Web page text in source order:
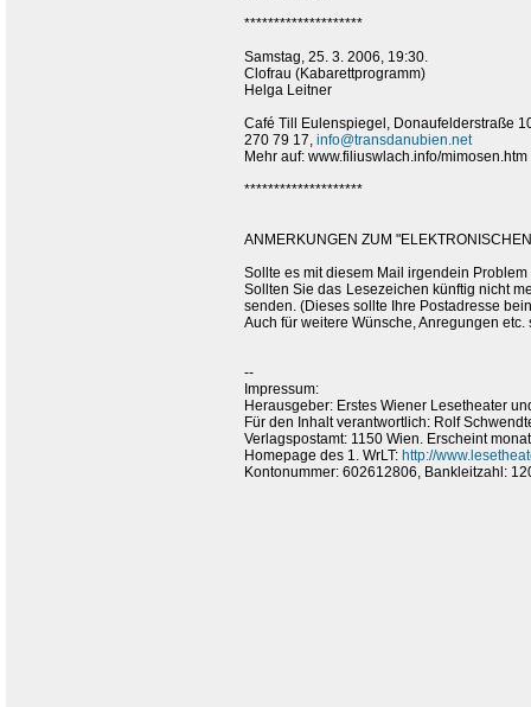
********************
Samstag, 25. 3. 2006, 19:30.
Clofrau (Kabarettprogramm)
Helga Leitner
Café Till Eulenspiegel, Donaufelderstraße
270 79 17, info@transdanubien.net
Mehr auf: www.filiuswlach.info/mimosen.htm
********************
ANMERKUNGEN ZUM
Sollte es mit diesem Mail irgendein
Sollten Sie das Lesezeichen künftig nicht
senden. (Dieses sollte Ihre Postadresse
Auch für weitere Wünsche, Anregungen
--
Impressum:
Herausgeber: Erstes Wiener Lesetheater
Für den Inhalt verantwortlich: Rolf
Verlagspostamt: 1150 Wien. Erscheint
Homepage des 1. WrLT: http://
Kontonummer: 602612806, Bankleitzahl: